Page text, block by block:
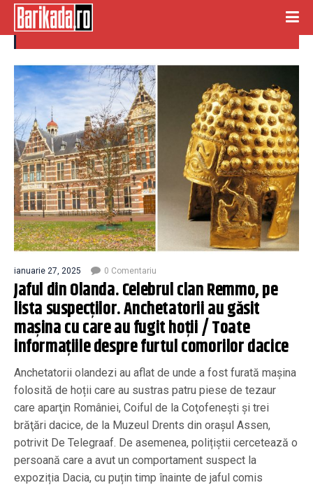
comori dacice
ianuarie 27, 2025 0 Comentariu
Jaful din Olanda. Celebrul clan Remmo, pe
lista suspecților. Anchetatorii au găsit
mașina cu care au fugit hoții / Toate
informațiile despre furtul comorilor dacice
Anchetatorii olandezi au aflat de unde a fost furată mașina
folosită de hoții care au sustras patru piese de tezaur
care aparţin României, Coiful de la Coţofeneşti şi trei
brăţări dacice, de la Muzeul Drents din oraşul Assen,
potrivit De Telegraaf. De asemenea, polițiștii cercetează o
persoană care a avut un comportament suspect la
expoziția Dacia, cu puțin timp înainte de jaful comis